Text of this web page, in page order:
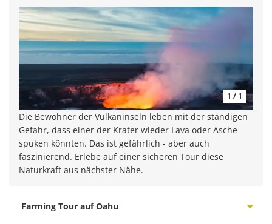
1 / 1
Die Bewohner der Vulkaninseln leben mit der ständigen
Gefahr, dass einer der Krater wieder Lava oder Asche
spuken könnten. Das ist gefährlich - aber auch
faszinierend. Erlebe auf einer sicheren Tour diese
Naturkraft aus nächster Nähe.
Farming Tour auf Oahu